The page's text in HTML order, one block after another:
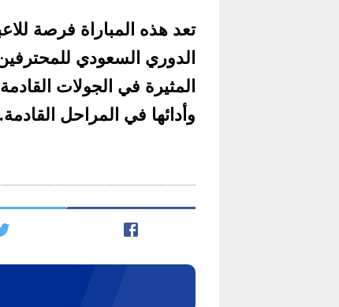
تعد هذه المباراة فرصة
الدوري السعودي
المثيرة في الجولات
وأدائها في المراحل القادمة.